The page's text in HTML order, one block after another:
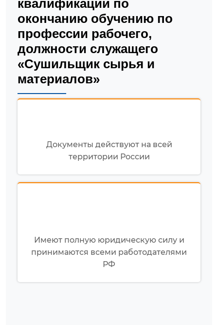
квалификации по
окончанию обучению по
профессии рабочего,
должности служащего
«Сушильщик сырья и
материалов»
Документы действуют на всей
территории России
Имеют полную юридическую силу и
принимаются всеми работодателями
РФ